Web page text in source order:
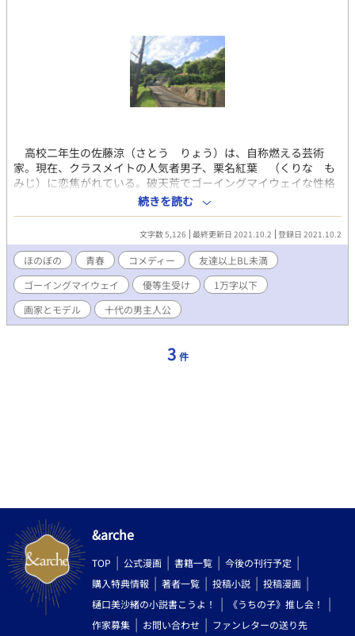
高校二年生の佐藤涼（さとう りょう）は、自称燃える芸術
家。現在、クラスメイトの人気者男子、栗名紅葉 （くりな も
みじ）に恋焦がれている。破天荒でゴーイングマイウェイな性格
の涼は、周りの目も気にせず強引なアプローチで栗名にアタック
するが、それゆえ彼の取り巻きたちはカンカンで……？ ポップ
でキュートな青春ブロマンスコメディ。
続きを読む
文字数 5,126 最終更新日 2021.10.2 登録日 2021.10.2
ほのぼの 青春 コメディー
友達以上BL未満
ゴーイングマイウェイ
優等生受け
1万字以下
画家とモデル
十代の男主人公
3 件
&arche
TOP 公式漫画 書籍一覧
今後の刊行予定
購入特典情報
著者一覧 投稿小説
投稿漫画
樋口美沙緒の小説書こうよ！
《うちの子》推し会！
作家募集
お問い合わせ ファンレターの送り先